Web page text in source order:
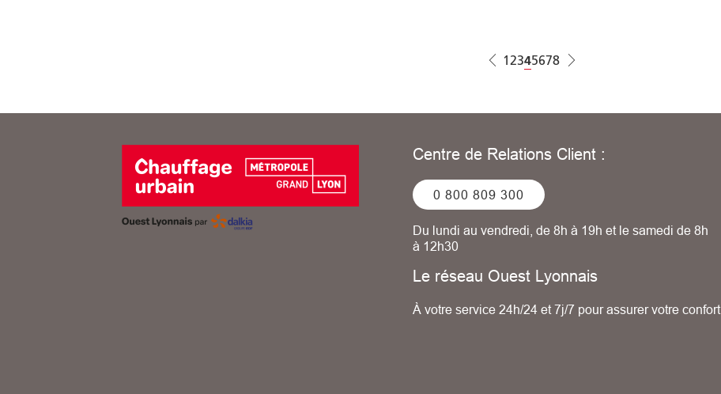
Page
1Page
2Page
3Page courante
4Page
5Page
6Page
7Page
8
Centre de Relations Client :
0 800 809 300
Du lundi au vendredi, de 8h à 19h et le samedi de 8h
à 12h30
Le réseau Ouest Lyonnais
À votre service 24h/24 et 7j/7 pour assurer votre confort